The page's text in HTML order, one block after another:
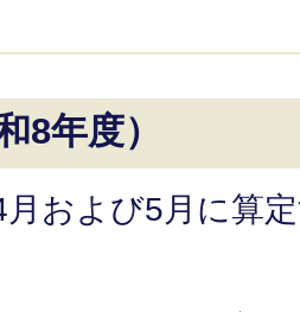
8年度）
月および5月に算